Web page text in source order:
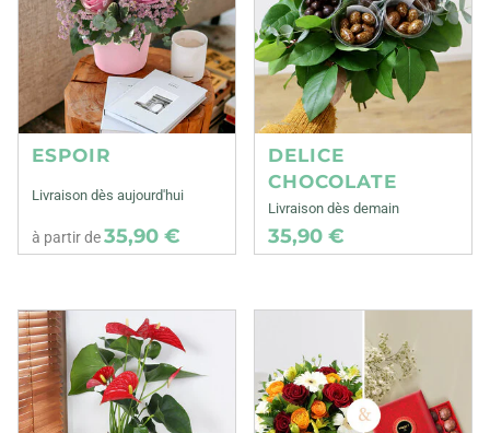
ESPOIR
Livraison dès aujourd'hui
à partir de35,90 €
DELICE
CHOCOLATE
Livraison dès demain
35,90 €